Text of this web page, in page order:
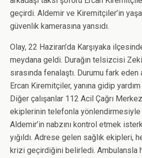
geçirdi. Aldemir ve Kiremitçiler’in
güvenlik kamerasına yansıdı.
Olay, 22 Haziran’da Karşıyaka
meydana geldi. Durağın telsizcisi
sırasında fenalaştı. Durumu fark
Ercan Kiremitçiler, yanına gidip yardım
Diğer çalışanlar 112 Acil Çağrı
ekiplerinin telefonla
Aldemir’in nabzını kontrol etmek
yığıldı. Adrese gelen sağlık ekipleri,
krizi geçirdiğini belirledi. Ambulansla